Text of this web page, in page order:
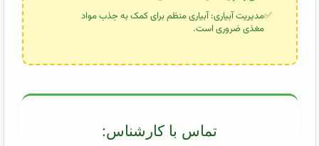
مدیریت آبیاری: آبیاری منظم برای کمک به جذب مواد
مغذی ضروری است.
تماس با کارشناس: